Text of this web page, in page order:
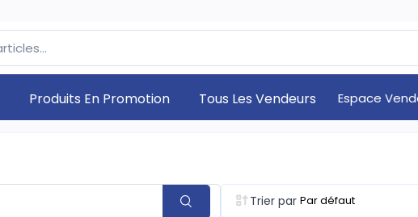
Produits En Promotion Tous Les Vendeurs Espace
Trier par